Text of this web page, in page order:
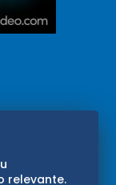
relevante.